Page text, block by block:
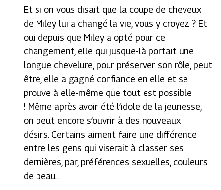
Et si on vous disait que la coupe de cheveux
de Miley lui a changé la vie, vous y croyez ? Et
oui depuis que Miley a opté pour ce
changement, elle qui jusque-là portait une
longue chevelure, pour préserver son rôle, peut
être, elle a gagné confiance en elle et se
prouve à elle-même que tout est possible
! Même après avoir été l’idole de la jeunesse,
on peut encore s’ouvrir à des nouveaux
désirs. Certains aiment faire une différence
entre les gens qui viserait à classer ses
dernières, par, préférences sexuelles, couleurs
de peau…